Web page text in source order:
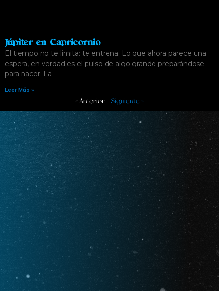
Júpiter en Capricornio
El tiempo no te limita: te entrena. Lo que ahora parece una
espera, en verdad es el pulso de algo grande preparándose
para nacer. La
Leer Más »
« Anterior Siguiente »